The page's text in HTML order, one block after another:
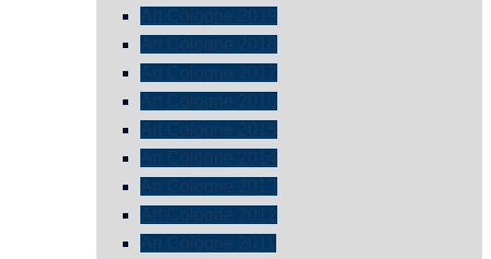
Art Cologne 2019
Art Cologne 2018
Art Cologne 2017
Art Cologne 2016
Art Cologne 2015
Art Cologne 2014
Art Cologne 2013
Art Cologne 2012
Art Cologne 2011